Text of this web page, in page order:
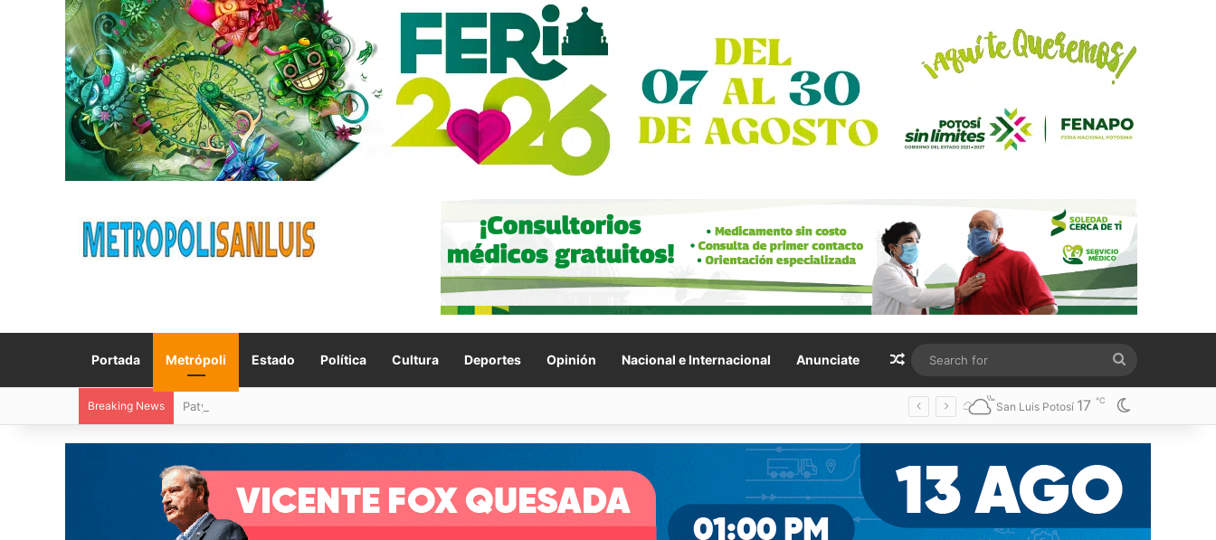
Portada Metrópoli Estado Política Cultura Deportes Opinión Nacional e Internacional Anunciate Random Article
for
Breaking News Paty Aradillas destaca impacto del nuevo desnivel de Circuito Potosí en la movilidad de Villa de Pozos San Luis Potosí 17 ℃